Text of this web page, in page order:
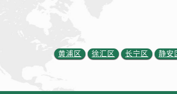
黄浦区 徐汇区 长宁区 静安